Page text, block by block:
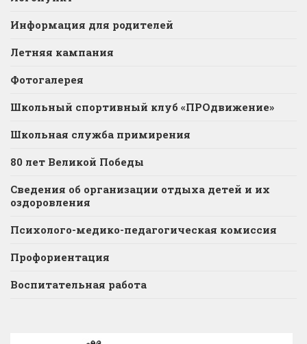
Информация для родителей
Летняя кампания
Фотогалерея
Школьный спортивный клуб «ПРОдвижение»
Школьная служба примирения
80 лет Великой Победы
Сведения об организации отдыха детей и их
оздоровления
Психолого-медико-педагогическая комиссия
Профориентация
Воспитательная работа